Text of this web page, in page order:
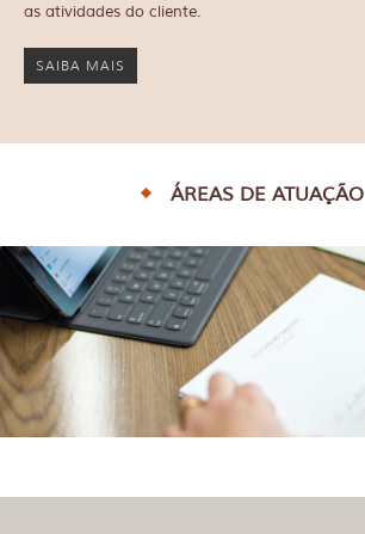
as atividades do cliente.
SAIBA MAIS
ÁREAS DE ATUAÇÃO